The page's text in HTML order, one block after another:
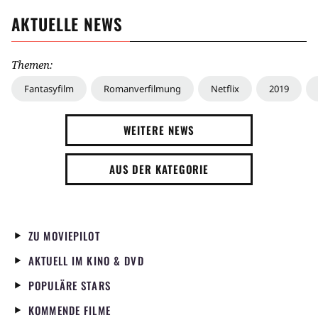
AKTUELLE NEWS
Themen:
Fantasyfilm Romanverfilmung Netflix 2019
WEITERE NEWS
AUS DER KATEGORIE
ZU MOVIEPILOT
AKTUELL IM KINO & DVD
POPULÄRE STARS
KOMMENDE FILME